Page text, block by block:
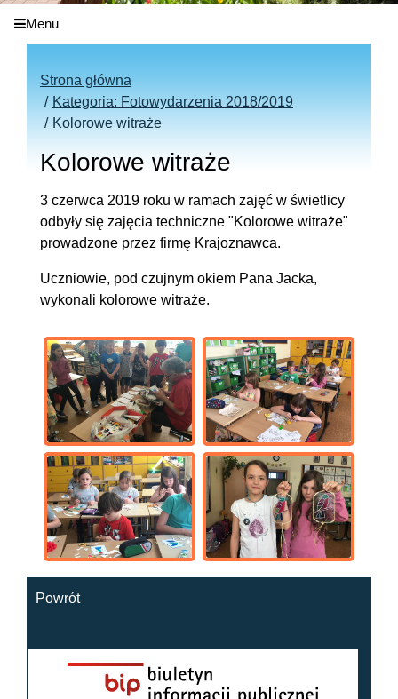
Menu
Strona główna
Kategoria: Fotowydarzenia 2018/2019
Kolorowe witraże
Kolorowe witraże
3 czerwca 2019 roku w ramach zajęć w świetlicy
odbyły się zajęcia techniczne "Kolorowe witraże"
prowadzone przez firmę Krajoznawca.
Uczniowie, pod czujnym okiem Pana Jacka,
wykonali kolorowe witraże.
Powrót